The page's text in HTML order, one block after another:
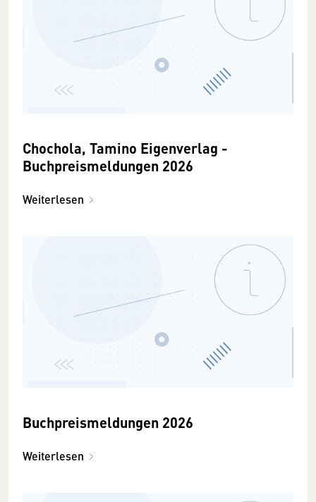
Chochola, Tamino Eigenverlag -
Buchpreismeldungen 2026
Weiterlesen
Buchpreismeldungen 2026
Weiterlesen